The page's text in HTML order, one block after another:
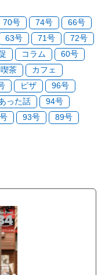
70号 74号
66号
63号 71号
72号
コラム
60号
喫茶
カフェ
ピザ
96号
った話
94号
93号
89号